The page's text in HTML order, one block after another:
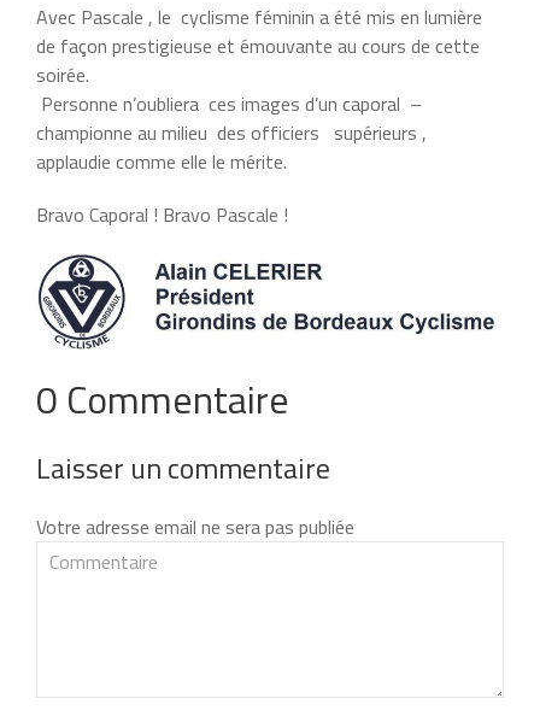
​Avec Pascale ​,​ le ​ cyclisme féminin ​a​ été mis ​en lumière​
de façon prestigieuse et émouvante au cours de cette
soirée.
​ ​Personne n’oubliera ​ ces images d’un caporal ​ –
championne​ au milieu ​ des​ officiers ​ ​ supérieurs ​,
applaudie comme elle le mérite.​
Bravo Caporal ! Bravo ​Pascale​ !
0 Commentaire
Laisser un commentaire
Votre adresse email ne sera pas publiée